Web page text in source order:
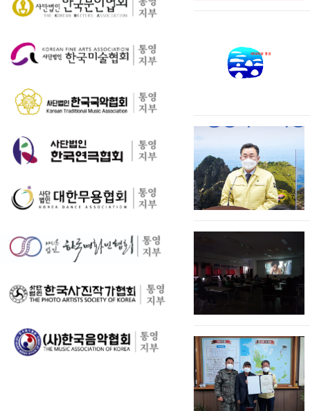
의 역사·문화·미식·야간
관광 자원을 연계한 다
운영하고, 통영 …